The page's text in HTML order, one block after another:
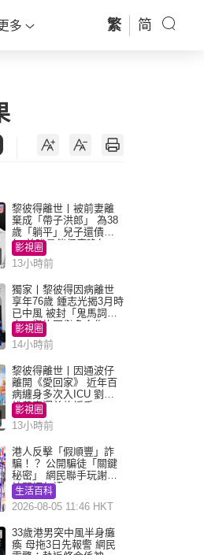
多 繁 简
黎彼得離世丨被前妻離
棄成「帶子洪郎」 為38
歲「躺平」兒子還債多
年 曾盼尋伴侶度晚年
影視圈
13小時前
獨家丨黎彼得因病離世
享年76歲 鍾志光揭3月時
已中風 被封「鬼馬詞
人」與許冠傑多合作
影視圈
14小時前
黎彼得離世丨因通波仔
離開《愛回家》 近年百
病纏身多次入ICU 劉鑾
雄黃宗澤曾施援手
影視圈
13小時前
港人反擊「假順豐」詐
騙！？ 公開騙徒「關鍵
秘密」 網民聯手玩謝：
練習緬甸語
生活百科
2026-08-05 11:46 HKT
33歲港男突中風半身癱
瘓 母拖3日先報警 網民